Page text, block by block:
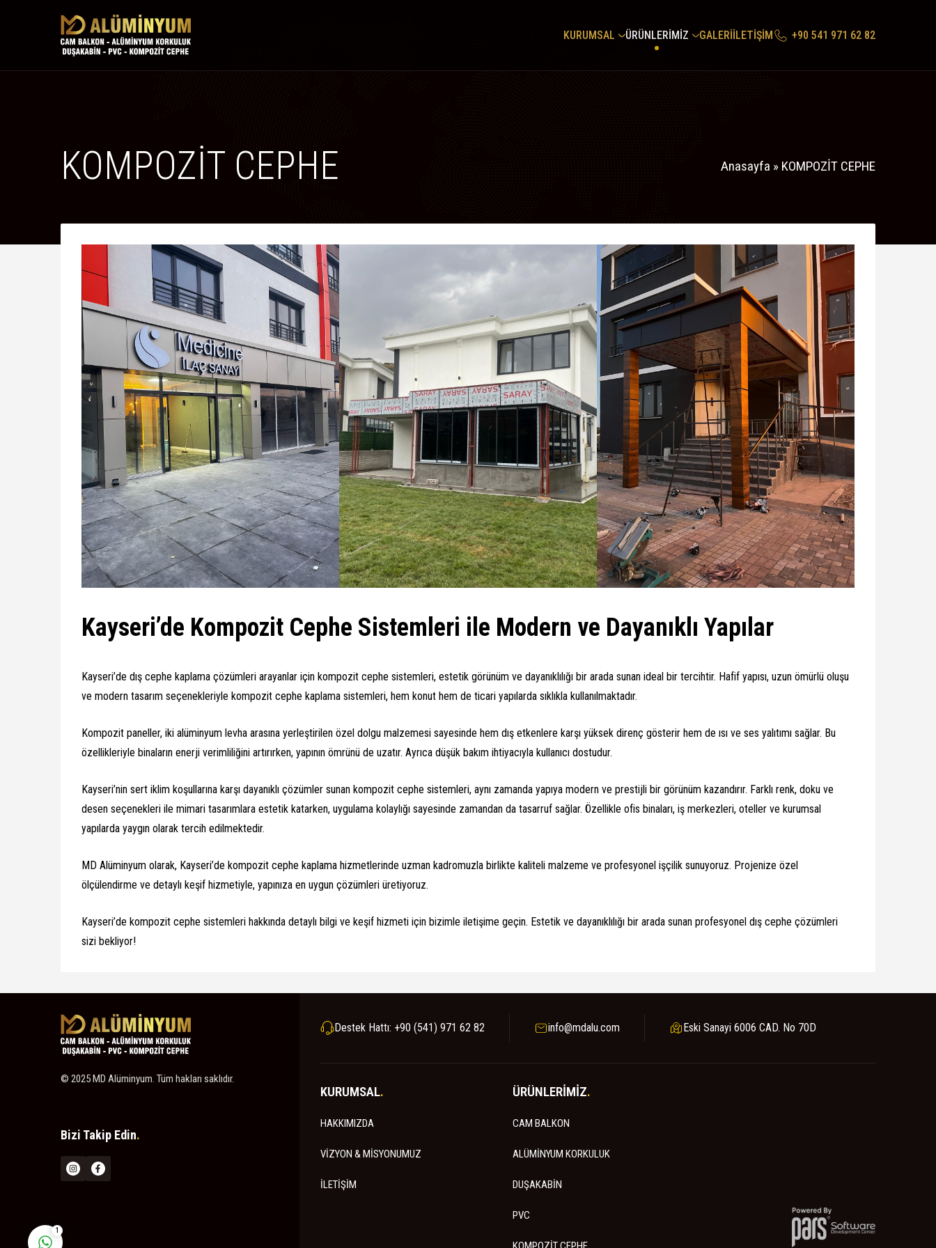
KURUMSAL ÜRÜNLERİMİZ GALERİİLETİŞİM +90 541 971 62 82
KOMPOZİT CEPHE Anasayfa » KOMPOZİT CEPHE
Kayseri’de Kompozit Cephe Sistemleri ile Modern ve Dayanıklı Yapılar
Kayseri’de dış cephe kaplama çözümleri arayanlar için kompozit cephe sistemleri, estetik görünüm ve dayanıklılığı bir arada sunan ideal bir tercihtir. Hafif yapısı, uzun ömürlü oluşu
ve modern tasarım seçenekleriyle kompozit cephe kaplama sistemleri, hem konut hem de ticari yapılarda sıklıkla kullanılmaktadır.
Kompozit paneller, iki alüminyum levha arasına yerleştirilen özel dolgu malzemesi sayesinde hem dış etkenlere karşı yüksek direnç gösterir hem de ısı ve ses yalıtımı sağlar. Bu
özellikleriyle binaların enerji verimliliğini artırırken, yapının ömrünü de uzatır. Ayrıca düşük bakım ihtiyacıyla kullanıcı dostudur.
Kayseri’nin sert iklim koşullarına karşı dayanıklı çözümler sunan kompozit cephe sistemleri, aynı zamanda yapıya modern ve prestijli bir görünüm kazandırır. Farklı renk, doku ve
desen seçenekleri ile mimari tasarımlara estetik katarken, uygulama kolaylığı sayesinde zamandan da tasarruf sağlar. Özellikle ofis binaları, iş merkezleri, oteller ve kurumsal
yapılarda yaygın olarak tercih edilmektedir.
MD Alüminyum olarak, Kayseri’de kompozit cephe kaplama hizmetlerinde uzman kadromuzla birlikte kaliteli malzeme ve profesyonel işçilik sunuyoruz. Projenize özel
ölçülendirme ve detaylı keşif hizmetiyle, yapınıza en uygun çözümleri üretiyoruz.
Kayseri’de kompozit cephe sistemleri hakkında detaylı bilgi ve keşif hizmeti için bizimle iletişime geçin. Estetik ve dayanıklılığı bir arada sunan profesyonel dış cephe çözümleri
sizi bekliyor!
© 2025 MD Alüminyum. Tüm hakları saklıdır.
Bizi Takip Edin.
Destek Hattı: +90 (541) 971 62 82 info@mdalu.com Eski Sanayi 6006 CAD. No 70D
KURUMSAL.
HAKKIMIZDA
VİZYON & MİSYONUMUZ
İLETİŞİM
ÜRÜNLERİMİZ.
CAM BALKON
ALÜMİNYUM KORKULUK
DUŞAKABİN
PVC
Müşteri Temsilcisi
1